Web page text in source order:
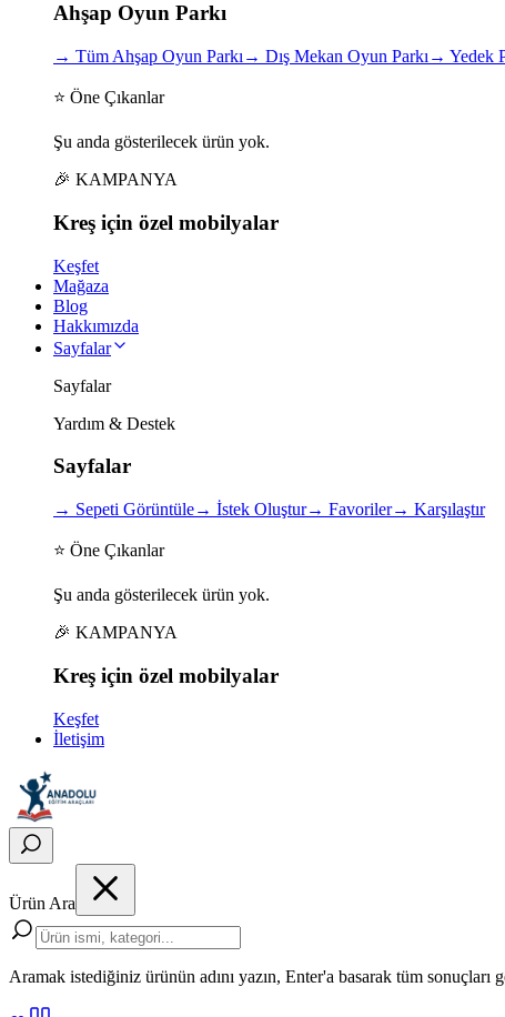
Ahşap Oyun Parkı
→ Tüm Ahşap Oyun Parkı → Dış Mekan Oyun Parkı → Yedek
⭐ Öne Çıkanlar
Şu anda gösterilecek ürün yok.
🎉 KAMPANYA
Kreş için özel mobilyalar
Keşfet
Mağaza
Blog
Hakkımızda
Sayfalar
Sayfalar
Yardım & Destek
Sayfalar
→ Sepeti Görüntüle→ İstek Oluştur→ Favoriler→ Karşılaştır
⭐ Öne Çıkanlar
Şu anda gösterilecek ürün yok.
🎉 KAMPANYA
Kreş için özel mobilyalar
Keşfet
İletişim
Ürün Ara
Aramak istediğiniz ürünün adını yazın, Enter'a basarak tüm sonuçları